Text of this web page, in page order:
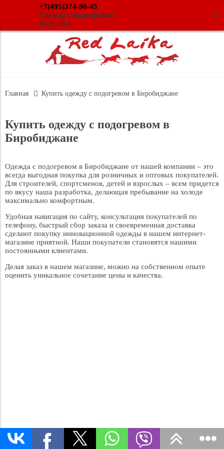
+7(495)374-90-45
Одежда с подогревом
RedLaika
()
Главная Купить одежду с подогревом в Биробиджане
Купить одежду с подогревом в
Биробиджане
Одежда с подогревом в Биробиджане от нашей компании – это
всегда выгодная покупка для розничных и оптовых покупателей.
Для строителей, спортсменов, детей и взрослых – всем придется
по вкусу наша разработка, делающая пребывание на холоде
максимально комфортным.
Удобная навигация по сайту, консультация покупателей по
телефону, быстрый сбор заказа и своевременная доставка
сделают покупку инновационной одежды в нашем интернет-
магазине приятной. Наши покупатели становятся нашими
постоянными клиентами.
Делая заказ в нашем магазине, можно на собственном опыте
оценить уникальное сочетание цены и качества.